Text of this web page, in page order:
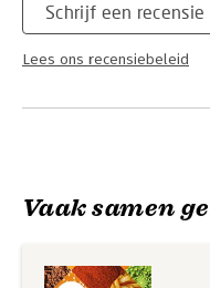
Schrijf een recensie
Lees ons recensiebeleid
Vaak samen